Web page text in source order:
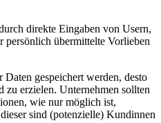
direkte Eingaben von Usern,
persönlich übermittelte Vorlieben
Daten gespeichert werden, desto
zu erzielen. Unternehmen sollten
wie nur möglich ist,
sind (potenzielle) Kundinnen